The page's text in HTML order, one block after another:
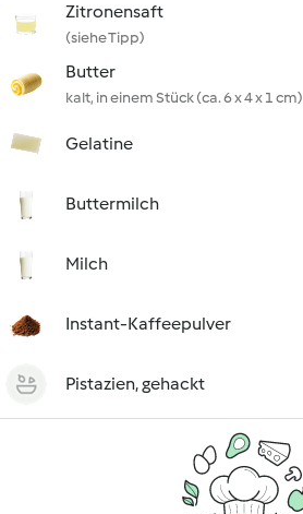
Zitronensaft
(siehe Tipp)
Butter
kalt, in einem Stück (ca. 6 x 4 x 1 cm)
Gelatine
Buttermilch
Milch
Instant-Kaffeepulver
Pistazien, gehackt